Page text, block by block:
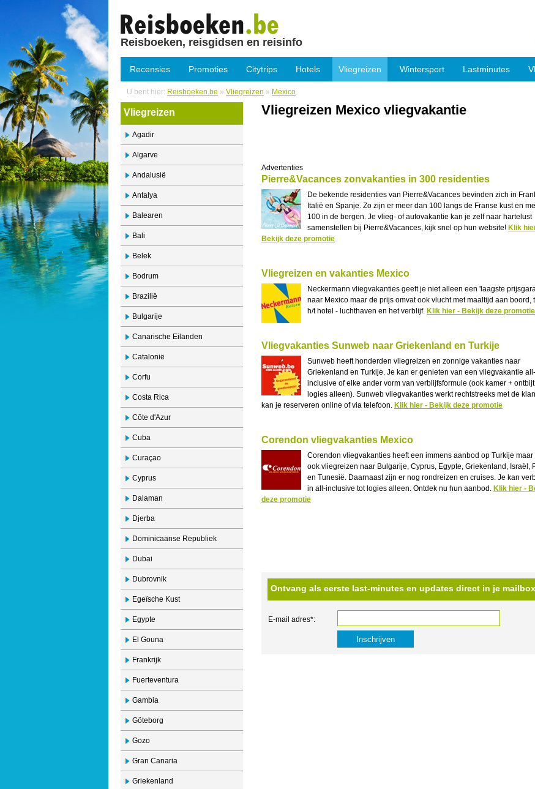
Reisboeken, reisgidsen en reisinfo
Recensies Promoties Citytrips Hotels Vliegreizen Wintersport Lastminutes
U bent hier: Reisboeken.be » Vliegreizen » Mexico
Vliegreizen
Agadir
Algarve
Andalusië
Antalya
Balearen
Bali
Belek
Bodrum
Brazilië
Bulgarije
Canarische Eilanden
Catalonië
Corfu
Costa Rica
Côte d'Azur
Cuba
Curaçao
Cyprus
Dalaman
Djerba
Dominicaanse Republiek
Dubai
Dubrovnik
Egeïsche Kust
Egypte
El Gouna
Frankrijk
Fuerteventura
Gambia
Göteborg
Gozo
Gran Canaria
Griekenland
Vliegreizen Mexico vliegvakantie
Advertenties
Pierre&Vacances zonvakanties in 300 residenties
De bekende residenties van Pierre&Vacances bevinden zich in
Italië en Spanje. Zo zijn er meer dan 100 langs de Franse kust en
100 in de bergen. Je vlieg- of autovakantie kan je zelf naar hartelust
samenstellen bij Pierre&Vacances, kijk snel op hun website! Klik
Bekijk deze promotie
Vliegreizen en vakanties Mexico
Neckermann vliegvakanties geeft je niet alleen een 'laagste
naar Mexico maar de prijs omvat ook vlucht met maaltijd aan boord,
h/t hotel - luchthaven en het verblijf. Klik hier - Bekijk deze promotie
Vliegvakanties Sunweb naar Griekenland en Turkije
Sunweb heeft honderden vliegreizen en zonnige vakanties naar
Griekenland en Turkije. Je kan er genieten van een vliegvakantie all-
inclusive of elke ander vorm van verblijfsformule (ook kamer +
logies alleen). Sunweb vliegvakanties werkt rechtstreeks met de
kan je reserveren online of via telefoon. Klik hier - Bekijk deze promotie
Corendon vliegvakanties Mexico
Corendon vliegvakanties heeft een immens aanbod op Turkije maar
ook vliegreizen naar Bulgarije, Cyprus, Egypte, Griekenland, Israël,
en Tunesië. Daarnaast zijn er nog rondreizen en cruises. Je kan
in all-inclusive tot logies alleen. Ontdek nu hun aanbod. Klik hier -
deze promotie
Ontvang als eerste last-minutes en updates direct in je mailbox
E-mail adres*: